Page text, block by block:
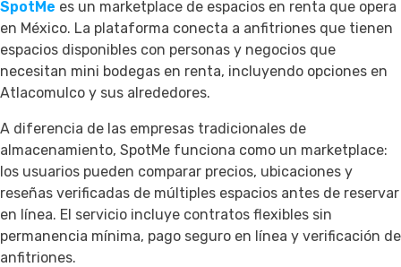
SpotMe es un marketplace de espacios en renta que opera
en México. La plataforma conecta a anfitriones que tienen
espacios disponibles con personas y negocios que
necesitan mini bodegas en renta, incluyendo opciones en
Atlacomulco y sus alrededores.
A diferencia de las empresas tradicionales de
almacenamiento, SpotMe funciona como un marketplace:
los usuarios pueden comparar precios, ubicaciones y
reseñas verificadas de múltiples espacios antes de reservar
en línea. El servicio incluye contratos flexibles sin
permanencia mínima, pago seguro en línea y verificación de
anfitriones.